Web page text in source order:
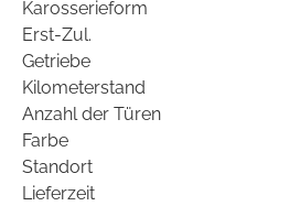
Karosserieform
Erst-Zul.
Getriebe
Kilometerstand
Anzahl der Türen
Farbe
Standort
Lieferzeit